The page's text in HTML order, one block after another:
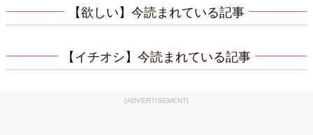
【欲しい】今読まれている記事
【イチオシ】今読まれている記事
[ADVERTISEMENT]